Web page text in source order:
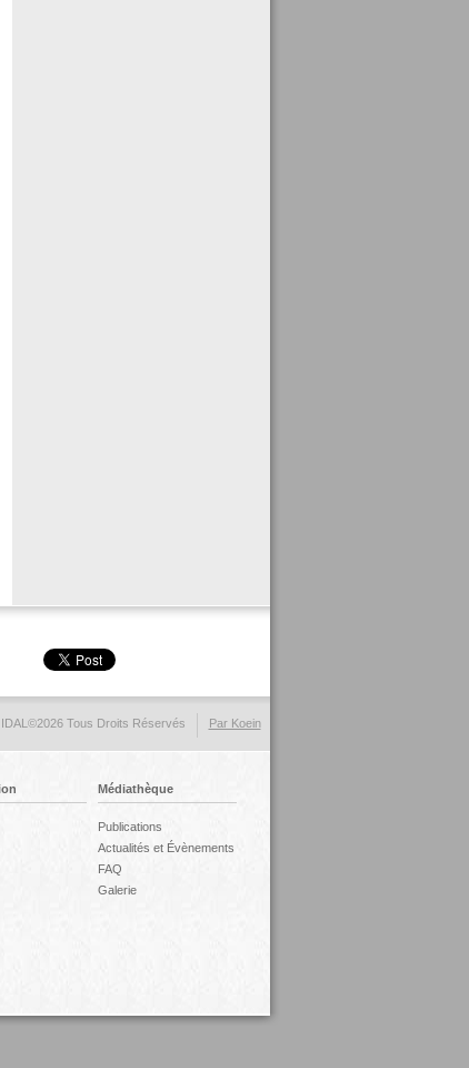
Par Koein
IDAL©2026 Tous Droits Réservés
Médiathèque
Publications
Actualités et Évènements
FAQ
Galerie